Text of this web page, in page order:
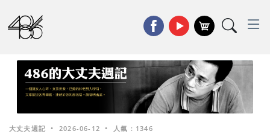
大丈夫週記 • 2026-06-12 • 人氣 : 1346